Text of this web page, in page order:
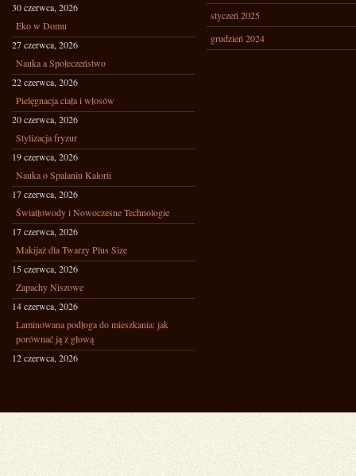
30 czerwca, 2026
Eko w Domu
27 czerwca, 2026
Nauka a Społeczeństwo
22 czerwca, 2026
Pielęgnacja ciała i włosów
20 czerwca, 2026
Stylizacja fryzur
19 czerwca, 2026
Nauka o Spalaniu Kalorii
17 czerwca, 2026
Światłowody i Nowoczesne Technologie
17 czerwca, 2026
Makijaż dla Twarzy Plus Size
15 czerwca, 2026
Zapachy Niszowe
14 czerwca, 2026
Laminowana podłoga do mieszkania: jak
porównać ją z głową
12 czerwca, 2026
styczeń 2025
grudzień 2024